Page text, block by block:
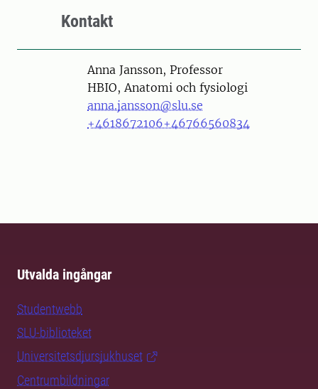
Kontakt
PersonAnna Jansson, Professor
HBIO, Anatomi och fysiologi
anna.jansson@slu.se
+4618672106+46766560834
Utvalda ingångar
Studentwebb
SLU-biblioteket
Universitetsdjursjukhuset
Centrumbildningar